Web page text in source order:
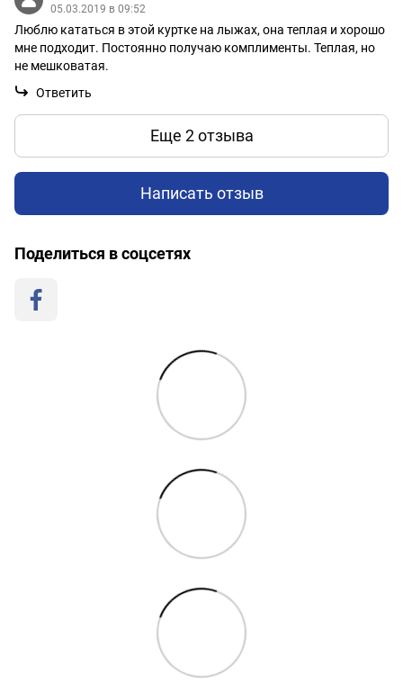
05.03.2019 в 09:52
Люблю кататься в этой куртке на лыжах, она теплая и хорошо
мне подходит. Постоянно получаю комплименты. Теплая, но
не мешковатая.
Ответить
Еще 2 отзыва
Написать отзыв
Поделиться в соцсетях